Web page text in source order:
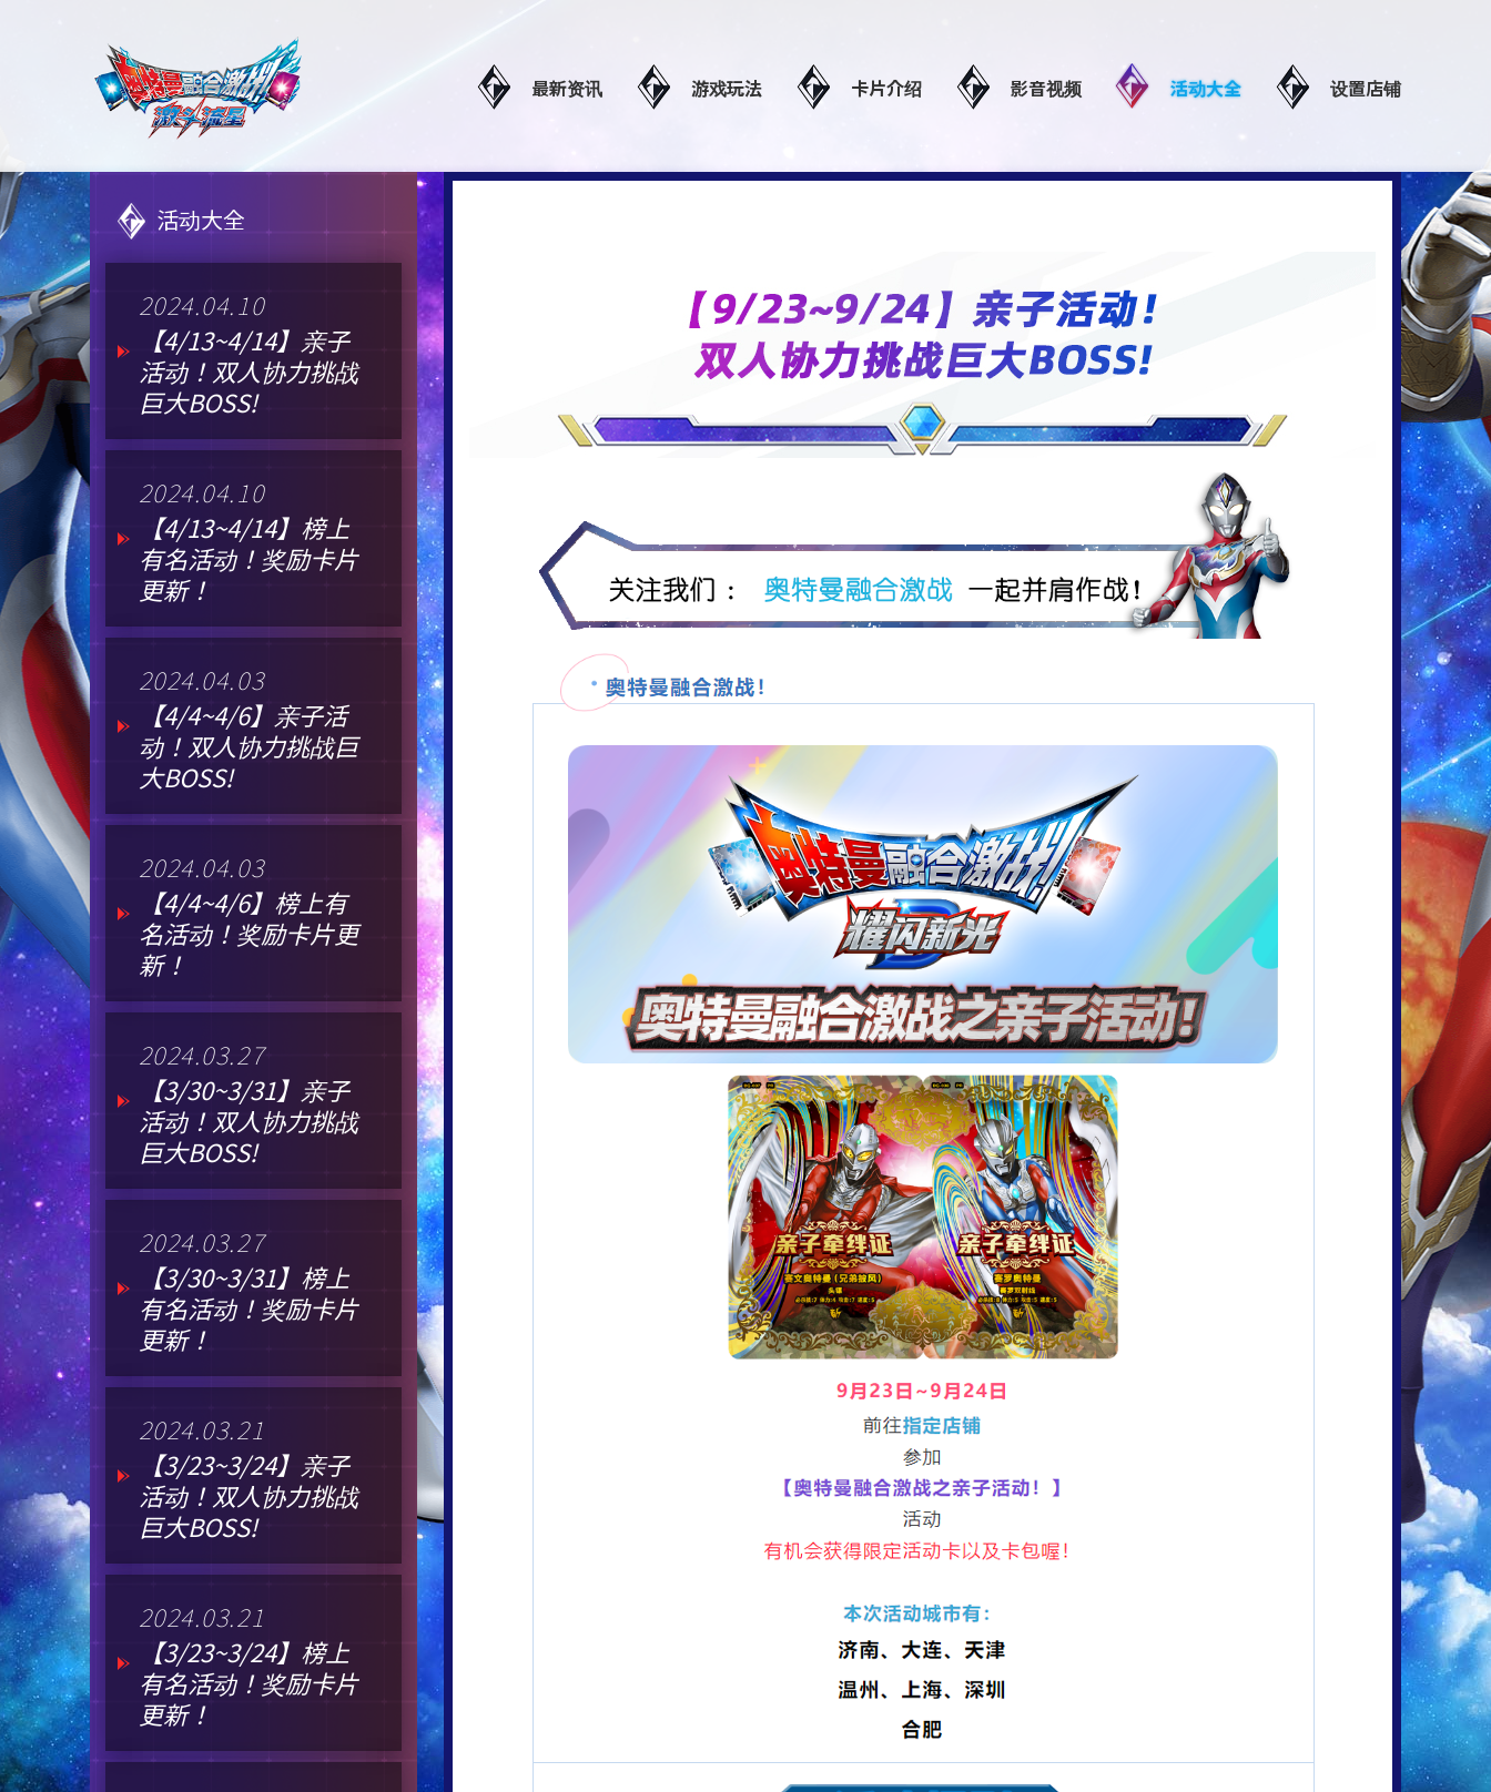
最新资讯 游戏玩法 卡片介绍 影音视频 活动大全 设置店铺
活动大全
2024.04.10
【4/13~4/14】亲子
活动！双人协力挑战
巨大BOSS!
2024.04.10
【4/13~4/14】榜上
有名活动！奖励卡片
更新！
2024.04.03
【4/4~4/6】亲子活
动！双人协力挑战巨
大BOSS!
2024.04.03
【4/4~4/6】榜上有
名活动！奖励卡片更
新！
2024.03.27
【3/30~3/31】亲子
活动！双人协力挑战
巨大BOSS!
2024.03.27
【3/30~3/31】榜上
有名活动！奖励卡片
更新！
2024.03.21
【3/23~3/24】亲子
活动！双人协力挑战
巨大BOSS!
2024.03.21
【3/23~3/24】榜上
有名活动！奖励卡片
更新！